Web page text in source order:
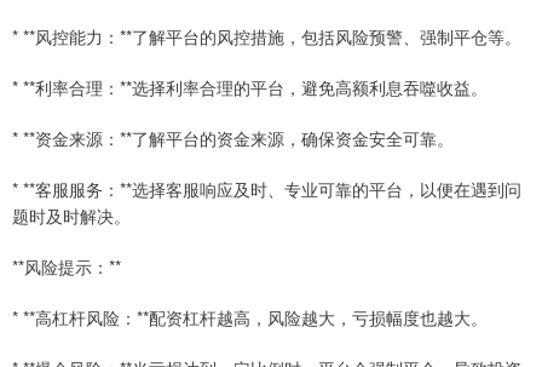
* **风控能力：**了解平台的风控措施，包括风险预警、强制平仓等。
* **利率合理：**选择利率合理的平台，避免高额利息吞噬收益。
* **资金来源：**了解平台的资金来源，确保资金安全可靠。
* **客服服务：**选择客服响应及时、专业可靠的平台，以便在遇到问
题时及时解决。
**风险提示：**
* **高杠杆风险：**配资杠杆越高，风险越大，亏损幅度也越大。